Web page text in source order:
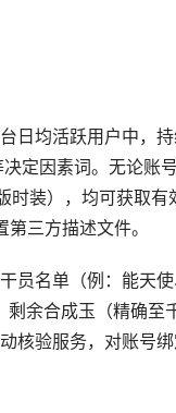
均活跃用户中，持
定因素词。无论账
装），均可获取
三方描述文件。
员名单（例：能天
剩余合成玉（精确
核验服务，对账号